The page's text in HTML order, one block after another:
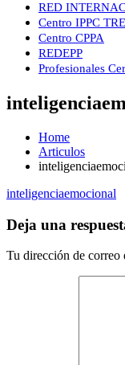
RED
Centro IPPC
Centro CPPA
REDEPP
Profesionales
Home
Articulos
inteligenciaemocional
Deja una
Tu dirección de correo